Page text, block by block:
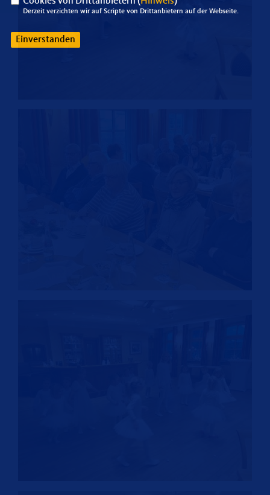
Derzeit verzichten wir auf Scripte von Drittanbietern auf der Webseite.
Einverstanden